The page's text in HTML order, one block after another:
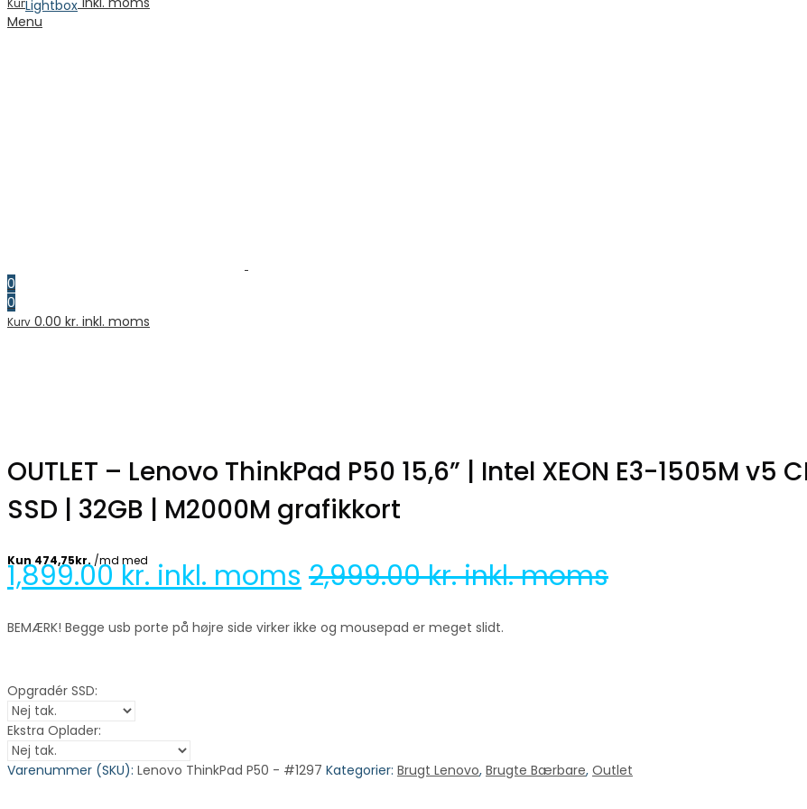
Kurv
Menu
0
0
Kurv 0.00 kr. inkl. moms
Lightbox
OUTLET – Lenovo ThinkPad P50 15,6” | Intel XEON E3-1505M v5
SSD | 32GB | M2000M grafikkort
1,899.00kr. inkl. moms 2,999.00kr. inkl. moms
BEMÆRK! Begge usb porte på højre side virker ikke og mousepad er meget slidt.
Opgradér SSD:
Ekstra Oplader:
Varenummer (SKU): Lenovo ThinkPad P50 - #1297 Kategorier: Brugt Lenovo, Brugte Bærbare, Outlet